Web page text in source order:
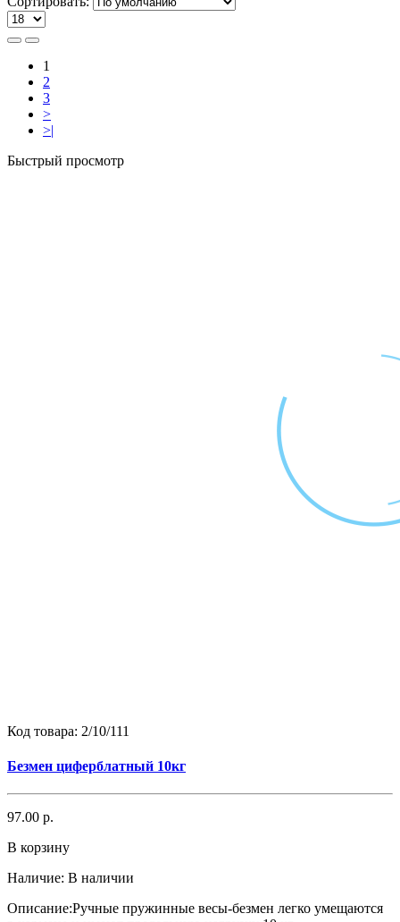
1
2
3
>
>|
Быстрый просмотр
Код товара: 2/10/111
Безмен циферблатный 10кг
97.00 р.
В корзину
Наличие: В наличии
Описание:Ручные пружинные весы-безмен легко умещаются